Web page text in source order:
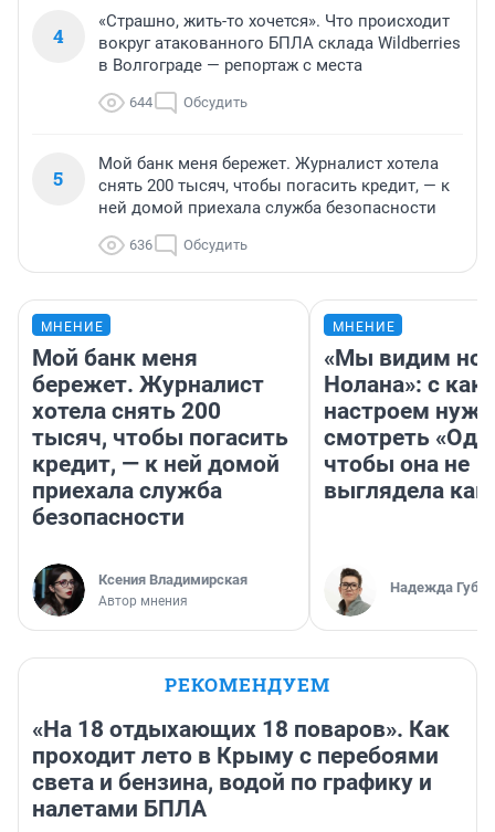
4
«Страшно, жить-то хочется». Что происходит
вокруг атакованного БПЛА склада Wildberries
в Волгограде — репортаж с места
644 Обсудить
5
Мой банк меня бережет. Журналист хотела
снять 200 тысяч, чтобы погасить кредит, — к
ней домой приехала служба безопасности
636 Обсудить
МНЕНИЕ
Мой банк меня
бережет. Журналист
хотела снять 200
тысяч, чтобы погасить
кредит, — к ней домой
приехала служба
безопасности
Ксения Владимирская
Автор мнения
МНЕНИЕ
«Мы видим
Нолана»: с
настроем
смотреть
чтобы она не
выглядела как
Надежда
РЕКОМЕНДУЕМ
«На 18 отдыхающих 18 поваров». Как
проходит лето в Крыму с перебоями
света и бензина, водой по графику и
налетами БПЛА